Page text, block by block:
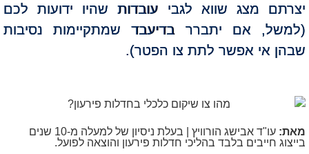
יצרתם מצג שווא לגבי עובדות שהיו ידועות לכם
(למשל, אם יתברר בדיעבד שמתקיימות נסיבות
שבהן אי אפשר לתת צו הפטר).
מאת:
עו"ד אבישג הורוויץ | בעלת ניסיון של למעלה מ-10 שנים
בייצוג חייבים בלבד בהליכי חדלות פירעון והוצאה לפועל.